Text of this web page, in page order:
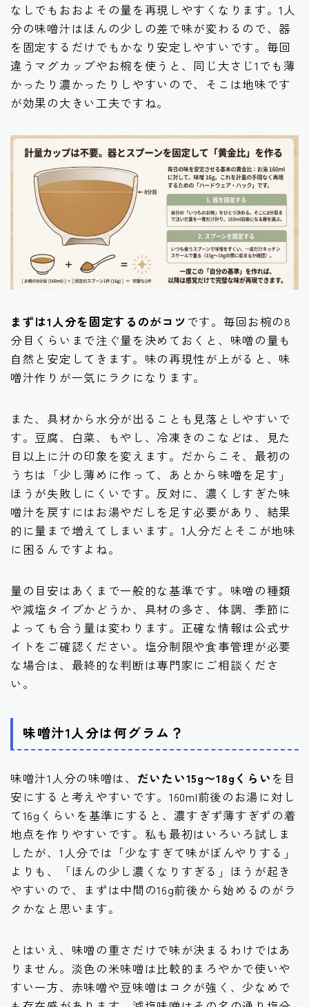
なしでもおおよその量を再現しやすくなります。1人
分の味噌汁はほんの少しの差で味が変わるので、器
を固定するだけでもかなり安定しやすいです。毎回
違うマグカップやお椀を使うと、同じ大さじ1でも薄
かったり濃かったりしやすいので、そこは地味です
が効果の大きい工夫ですね。
まずは1人分を固定するのがコツ です。毎回お椀の8
分目くらいまで注ぐ量を決めておくと、味噌の量も
自然と安定してきます。味の再現性が上がると、味
噌汁作りが一気にラクになります。
また、具材から水分が出ることも見落としやすいで
す。豆腐、白菜、もやし、冷凍きのこなどは、見た
目以上に汁の印象を変えます。だからこそ、最初の
うちは「少し薄めに作って、あとから味噌を足す」
ほうが失敗しにくいです。反対に、濃くしすぎた味
噌汁を戻すにはお湯やだしを足す必要があり、結果
的に量まで増えてしまいます。1人分だとそこが地味
に困るんですよね。
量の目安はあくまで一般的な基準です。味噌の種類
や減塩タイプかどうか、具材の多さ、体調、季節に
よっても合う量は変わります。正確な情報は公式サ
イトをご確認ください。塩分制限や食事管理が必要
な場合は、最終的な判断は専門家にご相談くださ
い。
味噌汁1人分は何グラム？
味噌汁1人分の味噌は、 だいたい15g〜18gくらい を目
安にすると考えやすいです。160ml前後のお湯に対し
て16gくらいを基準にすると、濃すぎず薄すぎずの着
地点を作りやすいです。私も最初はいろいろ試しま
したが、1人分では「少なすぎて味がぼんやりする」
よりも、「ほんの少し濃くなりすぎる」ほうが起き
やすいので、まずは中間の16g前後から始めるのがラ
クかなと思います。
とはいえ、味噌の重さだけで味が決まるわけではあ
りません。淡色の米味噌は比較的まろやかで使いや
すい一方、赤味噌や豆味噌はコクが強く、少なめで